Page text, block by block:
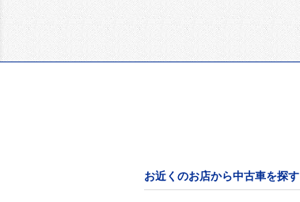
お近くのお店から中古車を探す